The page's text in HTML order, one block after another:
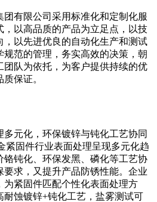
团有限公司采用标准化和定制化服
，以高品质的产品为立足点，以技
，以先进优良的自动化生产和测试
规范的管理，务实高效的决策，朝
团队为依托，为客户提供持续的优
保证。
多元化，环保镀锌与钝化工艺协同
紧固件行业表面处理呈现多元化趋
铬钝化、环保发黑、磷化等工艺协
要求，又提升产品防锈性能。企业
为紧固件匹配个性化表面处理方
耐蚀镀锌+钝化工艺，盐雾测试可